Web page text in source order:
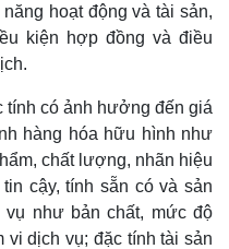
hoạt động và tài sản,
kiện hợp đồng và điều
tính có ảnh hưởng đến giá
hàng hóa hữu hình như
chất lượng, nhãn hiệu
cậy, tính sẵn có và sản
vụ như bản chất, mức độ
vi dịch vụ; đặc tính tài sản